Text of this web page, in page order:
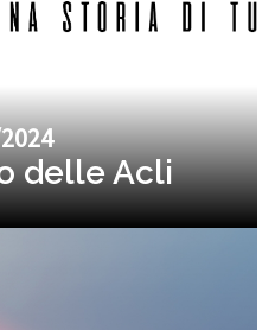
delle Acli